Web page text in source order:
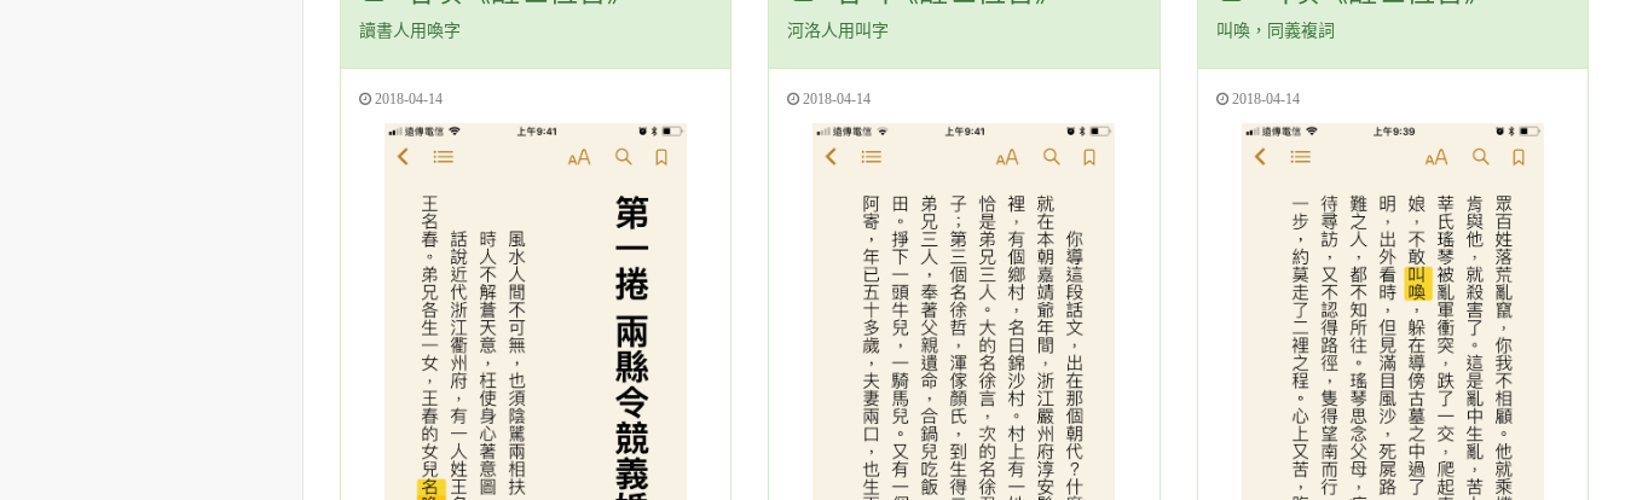
讀書人用喚字
2018-04-14
河洛人用叫字
2018-04-14
叫喚，同義複詞
2018-04-14